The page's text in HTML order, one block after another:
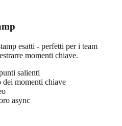
esatti - perfetti per i team
momenti chiave.
salienti
dei momenti chiave
async